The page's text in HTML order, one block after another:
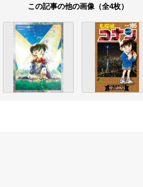
この記事の他の画像（全4枚）